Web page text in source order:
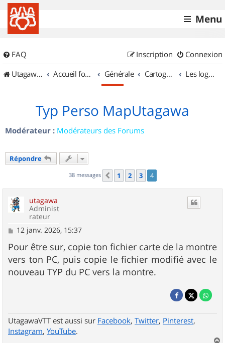
Menu
FAQ Connexion
Inscription
UtagawaVTT (Randos VTT et VTTAE avec traces GPS)
Accueil forum Générale Cartographie et GPS Les logiciels
Typ Perso MapUtagawa
Modérateur : Modérateurs des Forums
Répondre
38 messages Précédent
1 2 3 4
utagawa
Administ
rateur
M
s
s
a
g
e
12 janv. 2026, 15:37
Pour être sur, copie ton fichier carte de la montre
vers ton PC, puis copie le fichier modifié avec le
nouveau TYP du PC vers la montre.
UtagawaVTT est aussi sur Facebook, Twitter, Pinterest,
Instagram, YouTube.